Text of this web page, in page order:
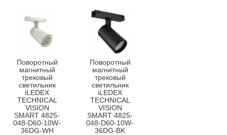
Поворотный
магнитный
трековый
светильник
iLEDEX
TECHNICAL
VISION
SMART 4825-
048-D60-10W-
36DG-WH
Поворотный
магнитный
трековый
светильник
iLEDEX
TECHNICAL
VISION
SMART 4825-
048-D60-10W-
36DG-BK